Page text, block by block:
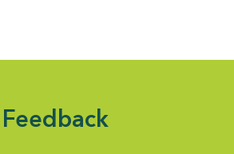
Feedback